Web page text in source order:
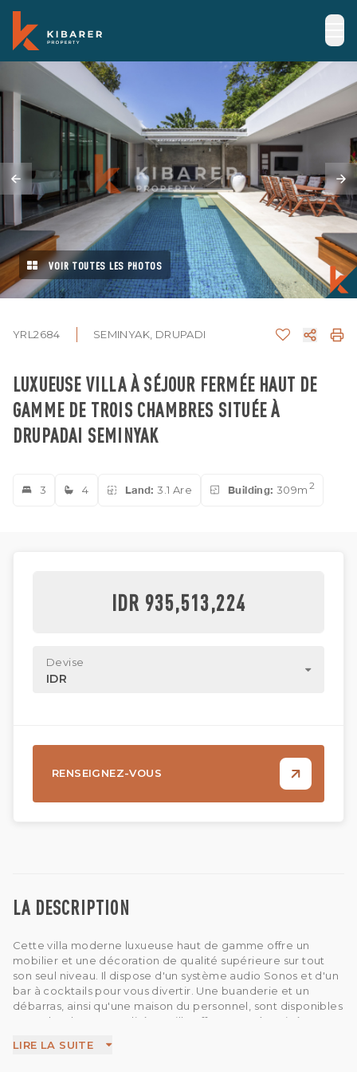
VOIR TOUTES LES PHOTOS
YRL2684 SEMINYAK, DRUPADI
LUXUEUSE VILLA À SÉJOUR FERMÉE HAUT DE
GAMME DE TROIS CHAMBRES SITUÉE À
DRUPADAI SEMINYAK
3 4 Land: 3.1 Are Building: 309m 2
LA DESCRIPTION
Cette villa moderne luxueuse haut de gamme offre un
mobilier et une décoration de qualité supérieure sur tout
son seul niveau. Il dispose d'un système audio Sonos et d'un
bar à cocktails pour vous divertir. Une buanderie et un
débarras, ainsi qu'une maison du personnel, sont disponibles
pour plus de commodité. La villa offre un accès privé et est
grande piscine impressionnante et ses trois chambres,
LIRE LA SUITE
IDR 935,513,224
Devise
IDR
RENSEIGNEZ-VOUS